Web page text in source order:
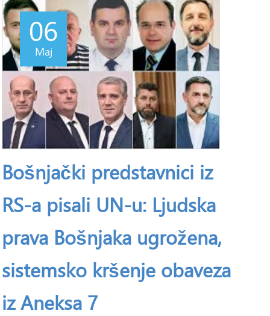
06
Maj
Bošnjački predstavnici iz
RS-a pisali UN-u: Ljudska
prava Bošnjaka ugrožena,
sistemsko kršenje obaveza
iz Aneksa 7